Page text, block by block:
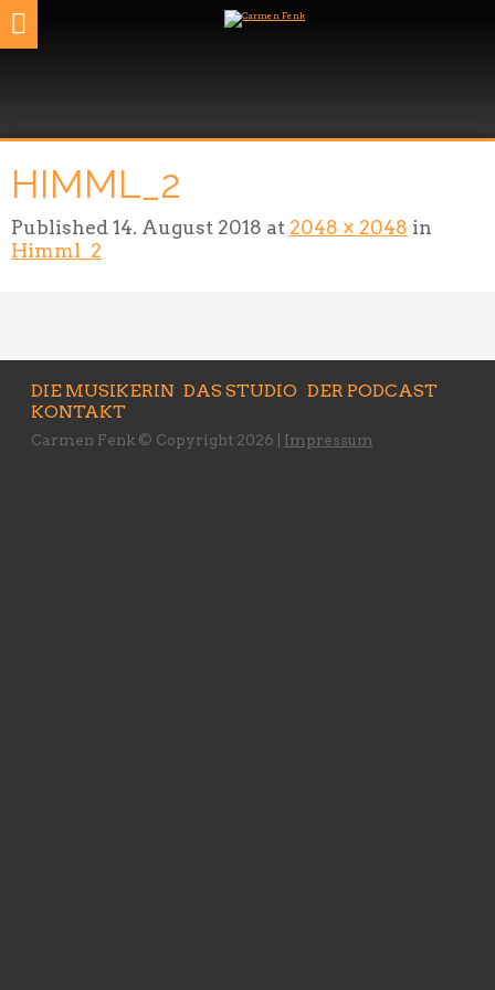
HIMML_2
Published14. August 2018 at 2048 × 2048 in
Himml_2
DIE MUSIKERIN DAS STUDIO DER PODCAST
KONTAKT
Carmen Fenk © Copyright 2026 | Impressum